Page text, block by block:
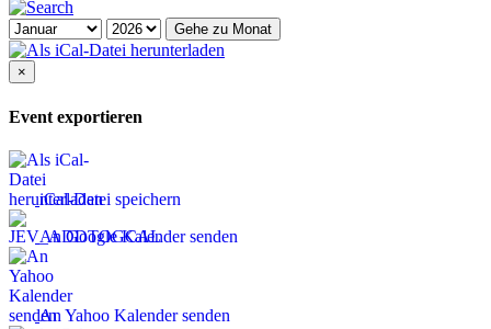
Gehe zu Monat
×
Event exportieren
iCal-Datei speichern
An Google Kalender senden
An Yahoo Kalender senden